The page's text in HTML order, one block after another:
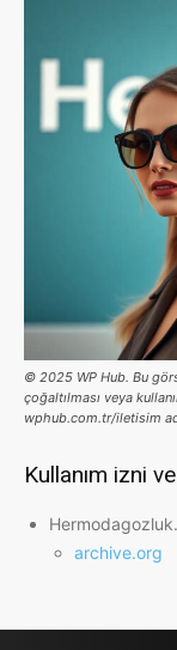
© 2025 WP Hub. Bu
çoğaltılması veya
wphub.com.tr/iletisim
Kullanım izni
archive.org